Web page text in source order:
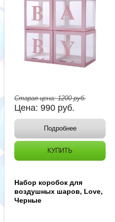
Старая цена:1200руб.
Цена:990 руб.
Подробнее
КУПИТЬ
Набор коробок для
воздушных шаров, Love,
Черные